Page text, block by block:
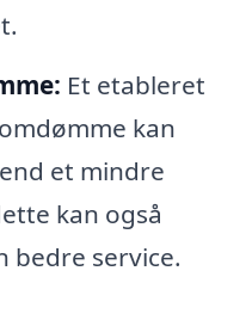
Et etableret
kan
et mindre
kan også
bedre service.